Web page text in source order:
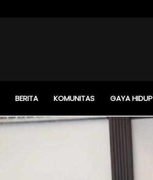
BERITA KOMUNITAS GAYA HIDUP